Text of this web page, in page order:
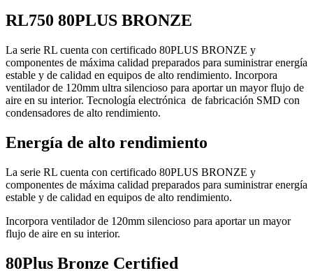
RL750 80PLUS BRONZE
La serie RL cuenta con certificado 80PLUS BRONZE y
componentes de máxima calidad preparados para suministrar energía
estable y de calidad en equipos de alto rendimiento. Incorpora
ventilador de 120mm ultra silencioso para aportar un mayor flujo de
aire en su interior. Tecnología electrónica de fabricación SMD con
condensadores de alto rendimiento.
Energía de alto rendimiento
La serie RL cuenta con certificado 80PLUS BRONZE y
componentes de máxima calidad preparados para suministrar energía
estable y de calidad en equipos de alto rendimiento.
Incorpora ventilador de 120mm silencioso para aportar un mayor
flujo de aire en su interior.
80Plus Bronze Certified